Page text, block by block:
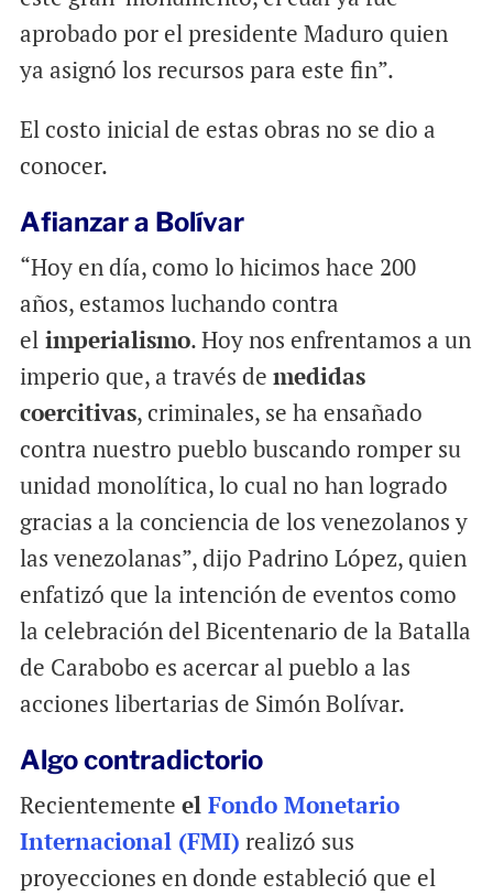
aprobado por el presidente Maduro quien
ya asignó los recursos para este fin”.
El costo inicial de estas obras no se dio a
conocer.
Afianzar a Bolívar
“Hoy en día, como lo hicimos hace 200
años, estamos luchando contra
elimperialismo. Hoy nos enfrentamos a un
imperio que, a través de medidas
coercitivas, criminales, se ha ensañado
contra nuestro pueblo buscando romper su
unidad monolítica, lo cual no han logrado
gracias a la conciencia de los venezolanos y
las venezolanas”, dijo Padrino López, quien
enfatizó que la intención de eventos como
la celebración del Bicentenario de la Batalla
de Carabobo es acercar al pueblo a las
acciones libertarias de Simón Bolívar.
Algo contradictorio
Recientemente el Fondo Monetario
Internacional (FMI) realizó sus
proyecciones en donde estableció que el